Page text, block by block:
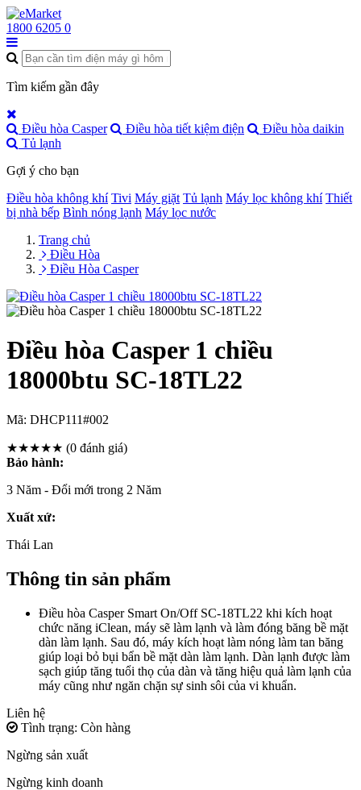
1800 6205 0
Tìm kiếm gần đây
Điều hòa Casper Điều hòa tiết kiệm điện
Điều hòa daikin
Tủ lạnh
Gợi ý cho bạn
Điều hòa không khí Tivi Máy giặt Tủ lạnh Máy lọc không khí Thiết
bị nhà bếp Bình nóng lạnh Máy lọc nước
Trang chủ
Điều Hòa
Điều Hòa Casper
Điều hòa Casper 1 chiều
18000btu SC-18TL22
Mã: DHCP111#002
★★★★★ (0 đánh giá)
Bảo hành:
3 Năm - Đổi mới trong 2 Năm
Xuất xứ:
Thái Lan
Thông tin sản phẩm
Điều hòa Casper Smart On/Off SC-18TL22 khi kích hoạt
chức năng iClean, máy sẽ làm lạnh và làm đóng băng bề mặt
dàn làm lạnh. Sau đó, máy kích hoạt làm nóng làm tan băng
giúp loại bỏ bụi bẩn bề mặt dàn làm lạnh. Dàn lạnh được làm
sạch giúp tăng tuổi thọ của dàn và tăng hiệu quả làm lạnh của
máy cũng như ngăn chặn sự sinh sôi của vi khuẩn.
Liên hệ
Tình trạng: Còn hàng
Ngừng sản xuất
Ngừng kinh doanh